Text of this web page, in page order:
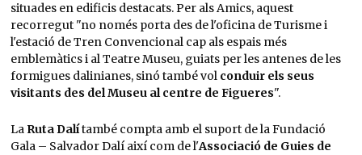
situades en edificis destacats. Per als Amics, aquest
recorregut "no només porta des de l'oficina de Turisme i
l'estació de Tren Convencional cap als espais més
emblemàtics i al Teatre Museu, guiats per les antenes de les
formigues dalinianes, sinó també vol conduir els seus
visitants des del Museu al centre de Figueres".
La Ruta Dalítambé compta amb el suport de la Fundació
Gala – Salvador Dalí així com de l'Associació de Guies de